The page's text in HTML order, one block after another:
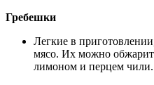
Гребешки
Легкие в
мясо. Их можно
лимоном и перцем чили.